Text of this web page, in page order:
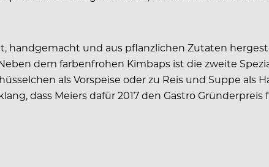
handgemacht und aus pflanzlichen Zutaten
dem farbenfrohen Kimbaps ist die zweite
als Vorspeise oder zu Reis und Suppe als
dass Meiers dafür 2017 den Gastro